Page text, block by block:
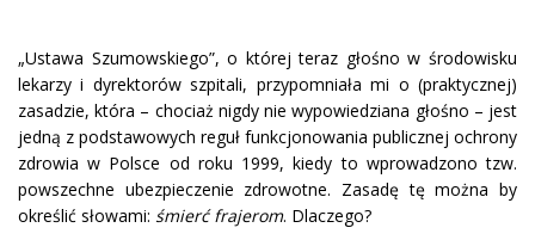
„Ustawa Szumowskiego”, o której teraz głośno w środowisku
lekarzy i dyrektorów szpitali, przypomniała mi o (praktycznej)
zasadzie, która – chociaż nigdy nie wypowiedziana głośno – jest
jedną z podstawowych reguł funkcjonowania publicznej ochrony
zdrowia w Polsce od roku 1999, kiedy to wprowadzono tzw.
powszechne ubezpieczenie zdrowotne. Zasadę tę można by
określić słowami: śmierć frajerom. Dlaczego?